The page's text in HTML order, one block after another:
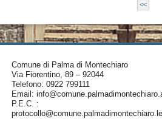
<<
Comune di Palma di Montechiaro
Via Fiorentino, 89 – 92044
Telefono: 0922 799111
Email:
P.E.C. :